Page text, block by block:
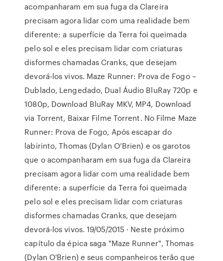
acompanharam em sua fuga da Clareira
precisam agora lidar com uma realidade bem
diferente: a superfície da Terra foi queimada
pelo sol e eles precisam lidar com criaturas
disformes chamadas Cranks, que desejam
devorá-los vivos. Maze Runner: Prova de Fogo –
Dublado, Lengedado, Dual Áudio BluRay 720p e
1080p, Download BluRay MKV, MP4, Download
via Torrent, Baixar Filme Torrent. No Filme Maze
Runner: Prova de Fogo, Após escapar do
labirinto, Thomas (Dylan O’Brien) e os garotos
que o acompanharam em sua fuga da Clareira
precisam agora lidar com uma realidade bem
diferente: a superfície da Terra foi queimada
pelo sol e eles precisam lidar com criaturas
disformes chamadas Cranks, que desejam
devorá-los vivos. 19/05/2015 · Neste próximo
capítulo da épica saga "Maze Runner", Thomas
(Dylan O'Brien) e seus companheiros terão que